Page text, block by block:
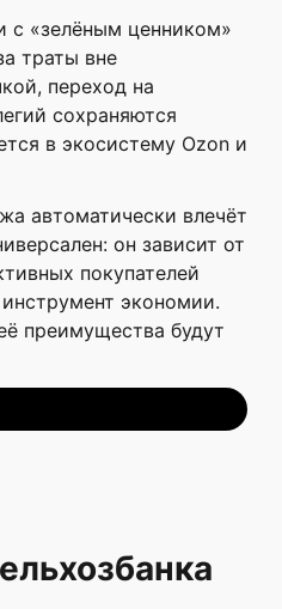
с «зелёным ценником»
траты вне
переход на
сохраняются
в экосистему Ozon и
автоматически влечёт
он зависит от
покупателей
экономии.
преимущества будут